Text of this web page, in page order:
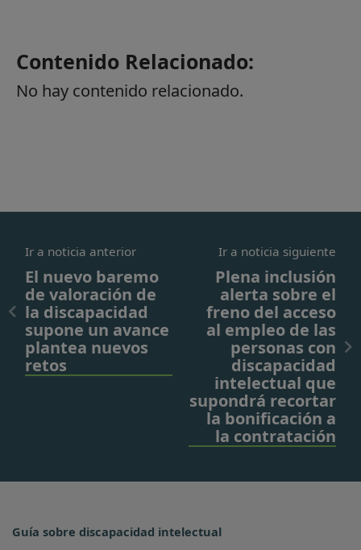
Contenido Relacionado:
No hay contenido relacionado.
Ir a noticia anterior
El nuevo baremo
de valoración de
la discapacidad
supone un avance
plantea nuevos
retos
Ir a noticia siguiente
Plena inclusión
alerta sobre el
freno del acceso
al empleo de las
personas con
discapacidad
intelectual que
supondrá recortar
la bonificación a
la contratación
Guía sobre discapacidad intelectual